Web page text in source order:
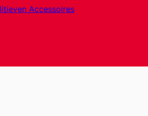
Accessoires